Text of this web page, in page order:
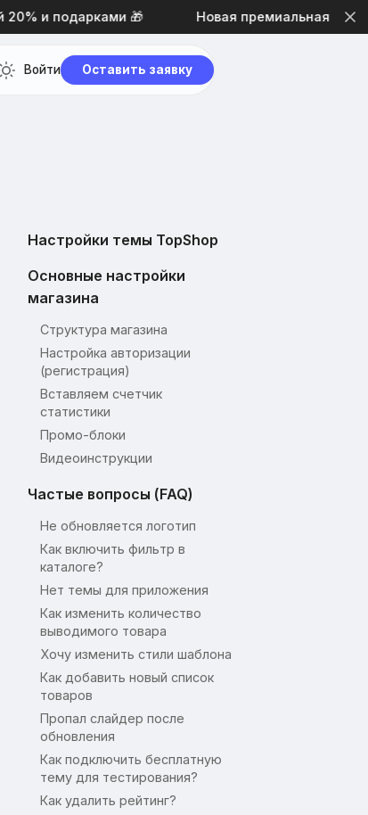
и подарками 🎁 Новая премиальная тема
Войти Оставить заявку
Настройки темы TopShop
Основные настройки
магазина
Структура магазина
Настройка авторизации
(регистрация)
Вставляем счетчик
статистики
Промо-блоки
Видеоинструкции
Частые вопросы (FAQ)
Не обновляется логотип
Как включить фильтр в
каталоге?
Нет темы для приложения
Как изменить количество
выводимого товара
Хочу изменить стили шаблона
Как добавить новый список
товаров
Пропал слайдер после
обновления
Как подключить бесплатную
тему для тестирования?
Как удалить рейтинг?